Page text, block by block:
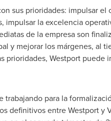
sus prioridades: impulsar
impulsar la excelencia
de la empresa son
y mejorar los márgenes, al
prioridades, Westport
trabajando para la
definitivos entre Westport